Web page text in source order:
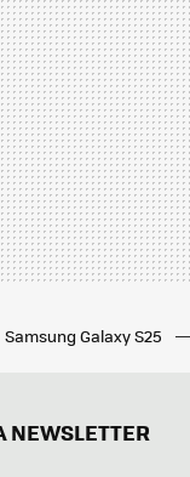
Samsung Galaxy S25